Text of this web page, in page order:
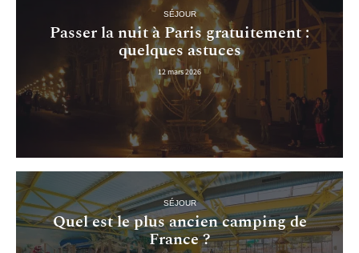
SÉJOUR
Passer la nuit à Paris gratuitement :
quelques astuces
12 mars 2026
SÉJOUR
Quel est le plus ancien camping de
France ?